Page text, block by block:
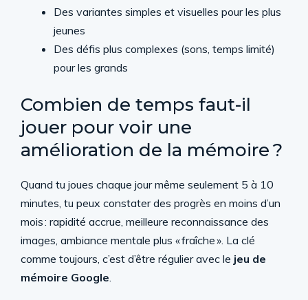
Des variantes simples et visuelles pour les plus
jeunes
Des défis plus complexes (sons, temps limité)
pour les grands
Combien de temps faut-il
jouer pour voir une
amélioration de la mémoire ?
Quand tu joues chaque jour même seulement 5 à 10
minutes, tu peux constater des progrès en moins d’un
mois : rapidité accrue, meilleure reconnaissance des
images, ambiance mentale plus « fraîche ». La clé
comme toujours, c’est d’être régulier avec le jeu de
mémoire Google.